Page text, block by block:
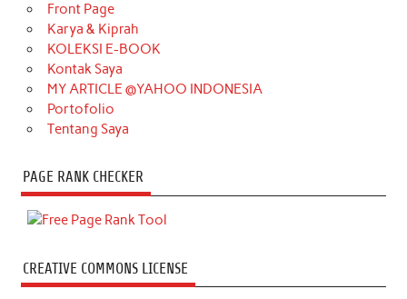
Front Page
Karya & Kiprah
KOLEKSI E-BOOK
Kontak Saya
MY ARTICLE @YAHOO INDONESIA
Portofolio
Tentang Saya
PAGE RANK CHECKER
CREATIVE COMMONS LICENSE